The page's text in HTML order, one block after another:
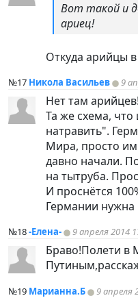
Вот такой и
ариец!
Откуда арийцы
№17 Никола Васильев 9
Нет там арийцев!
Та же схема,
натравить".
Мира, просто
давно начали.
на тытруба.
И проснётся
Германии
№18-Елена- 9 апреля 2014
Браво!Полети в
№19 Марианна.Б 9 апреля